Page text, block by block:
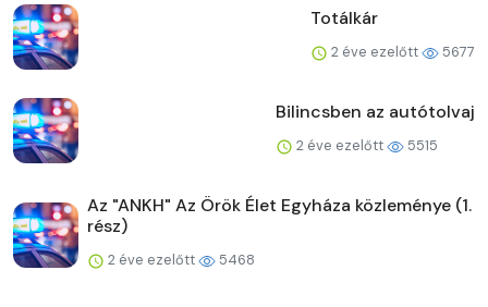
Totálkár
2 éve ezelőtt 5677
Bilincsben az autótolvaj
2 éve ezelőtt 5515
Az "ANKH" Az Örök Élet Egyháza közleménye (1.
rész)
2 éve ezelőtt 5468